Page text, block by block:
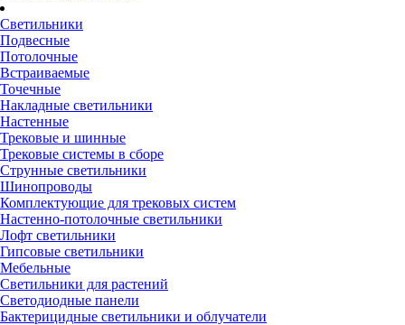
Светильники
Подвесные
Потолочные
Встраиваемые
Точечные
Накладные светильники
Настенные
Трековые и шинные
Трековые системы в сборе
Струнные светильники
Шинопроводы
Комплектующие для трековых систем
Настенно-потолочные светильники
Лофт светильники
Гипсовые светильники
Мебельные
Светильники для растений
Светодиодные панели
Бактерицидные светильники и облучатели